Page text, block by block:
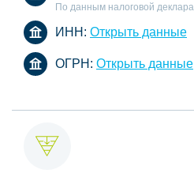
По данным налоговой
ИНН: Открыть данные
ОГРН: Открыть данные